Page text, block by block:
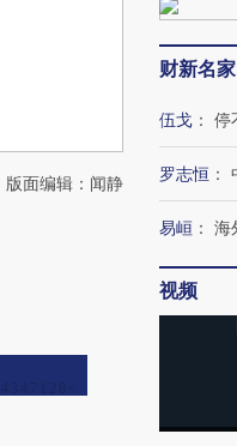
版面编辑：闻静
财新名家
伍戈 ： 停
罗志恒 ：
易峘 ： 海
视频